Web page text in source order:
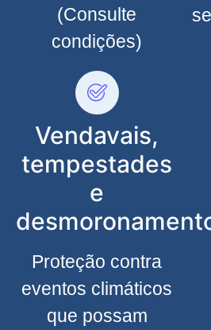
(Consulte
condições)
Vendavais,
tempestades
e
Proteção contra
eventos climáticos
que possam